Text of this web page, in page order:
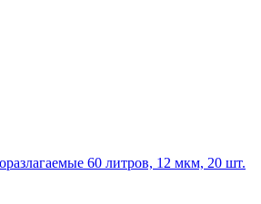
60 литров, 12 мкм, 20 шт.